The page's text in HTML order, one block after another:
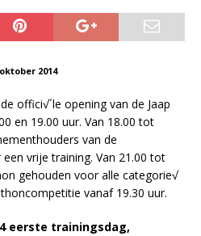
2014
offici√´le opening van de Jaap
en 19.00 uur. Van 18.00 tot
van de
vrije training. Van 21.00 tot
gehouden voor alle categorie√
vanaf 19.30 uur.
eerste trainingsdag,